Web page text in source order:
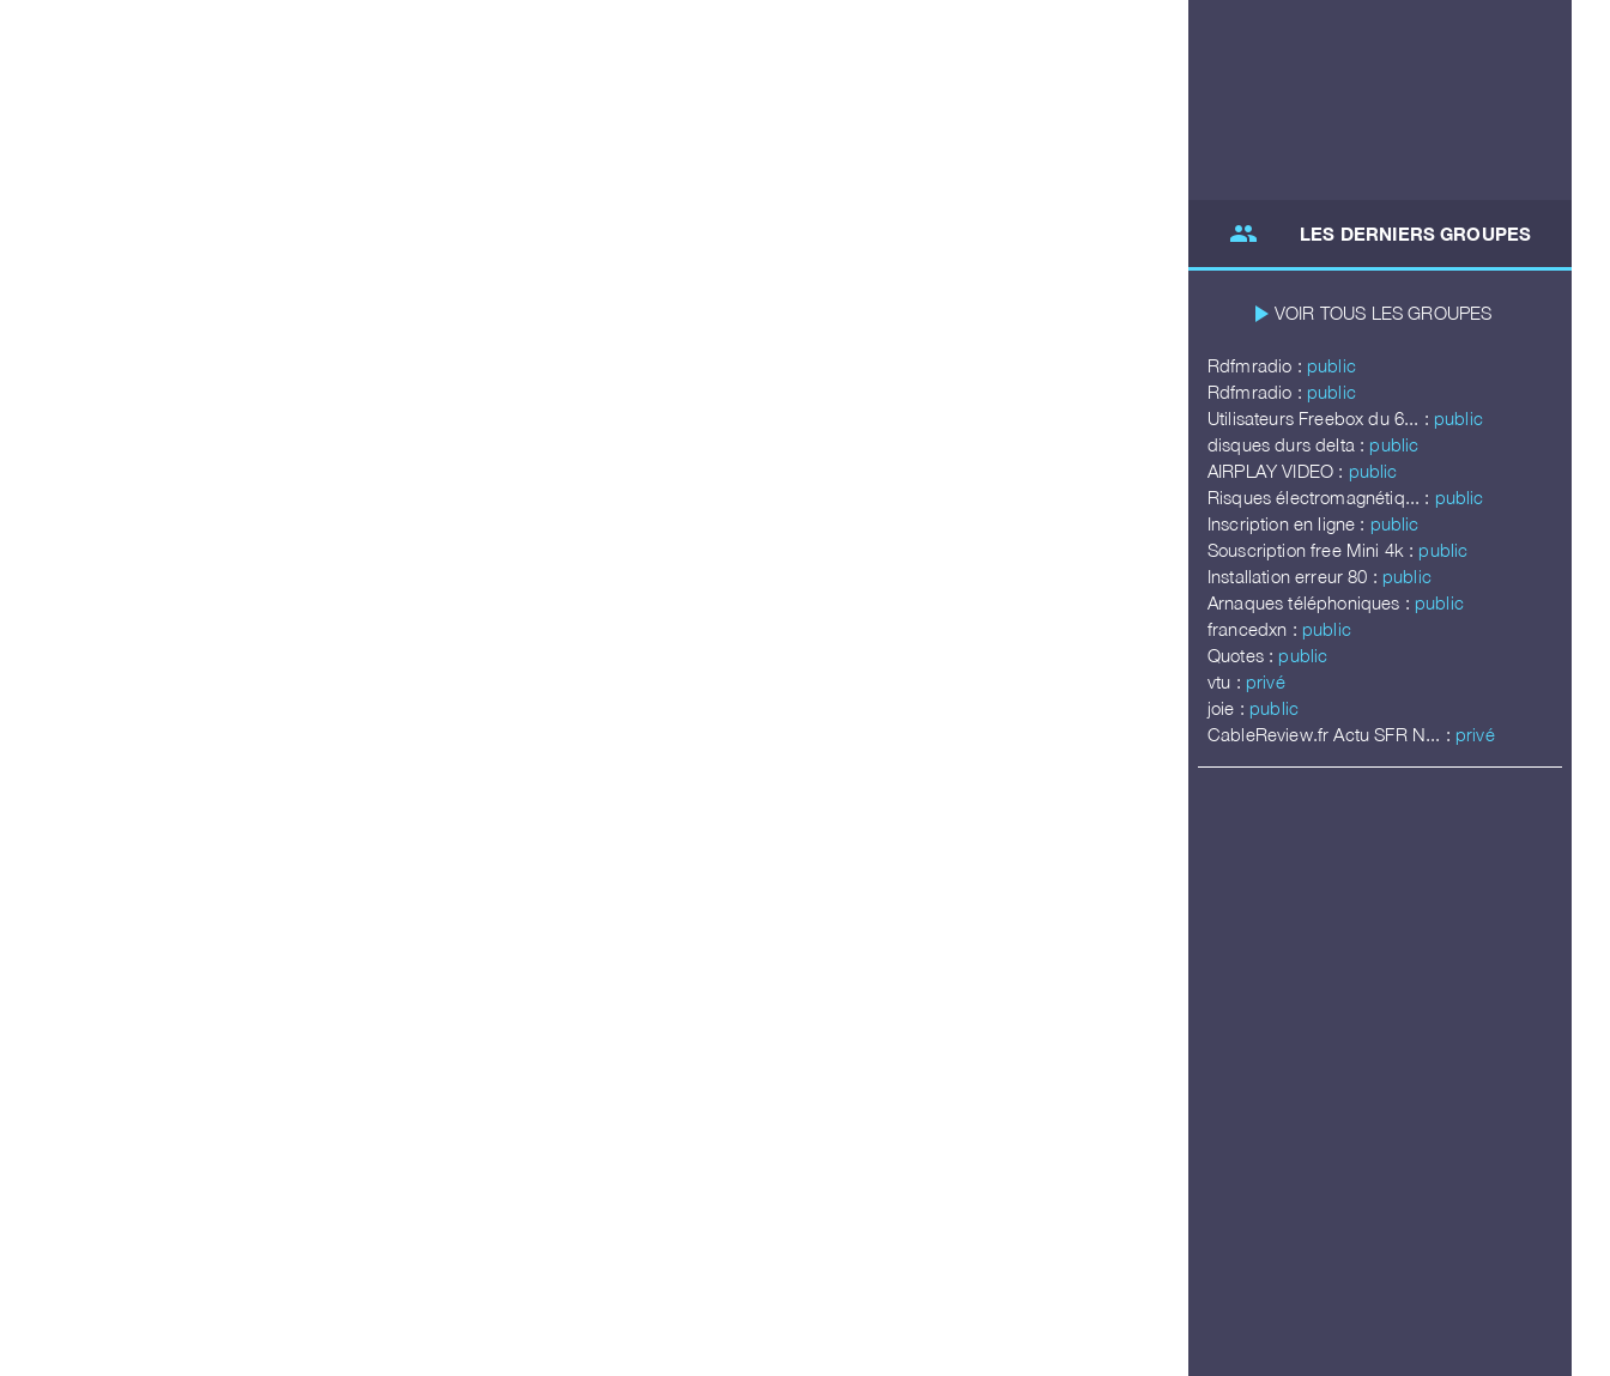
group LES DERNIERS GROUPES
play_arrow VOIR TOUS LES GROUPES
Rdfmradio : public
Rdfmradio : public
Utilisateurs Freebox du 6... : public
disques durs delta : public
AIRPLAY VIDEO : public
Risques électromagnétiq... : public
Inscription en ligne : public
Souscription free Mini 4k : public
Installation erreur 80 : public
Arnaques téléphoniques : public
francedxn : public
Quotes : public
vtu : privé
joie : public
CableReview.fr Actu SFR N... : privé